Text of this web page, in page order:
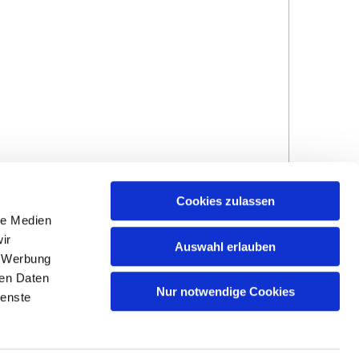
Medien
Daten
Cookies zulassen
Auswahl erlauben
Nur notwendige Cookies
Impressum und